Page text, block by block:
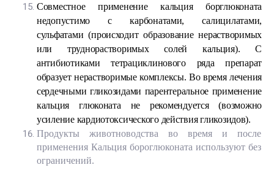
Совместное применение кальция борглюконата
недопустимо с карбонатами, салицилатами,
сульфатами (происходит образование нерастворимых
или труднорастворимых солей кальция). С
антибиотиками тетрациклинового ряда препарат
образует нерастворимые комплексы. Во время лечения
сердечными гликозидами парентеральное применение
кальция глюконата не рекомендуется (возможно
усиление кардиотоксического действия гликозидов).
Продукты животноводства во время и после
применения Кальция бороглюконата используют без
ограничений.